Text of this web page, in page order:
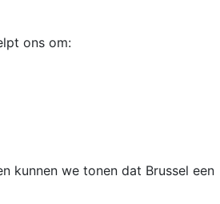
ons om:
kunnen we tonen dat Brussel een